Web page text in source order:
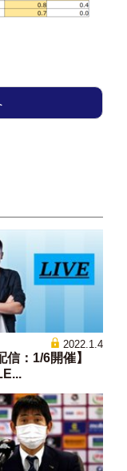
2022.1.4
信：1/6開催】